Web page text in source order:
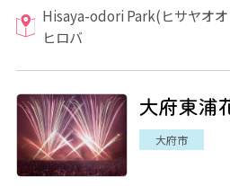
Hisaya-odori Park(ヒサヤオ
ヒロバ
大府東浦
大府市